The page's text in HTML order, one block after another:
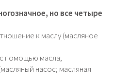
но все четыре
к маслу (масляное
помощью масла;
насос; масляная